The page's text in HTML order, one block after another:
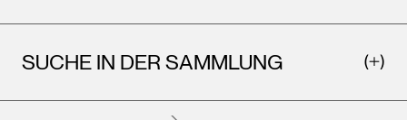
SUCHE IN DER SAMMLUNG